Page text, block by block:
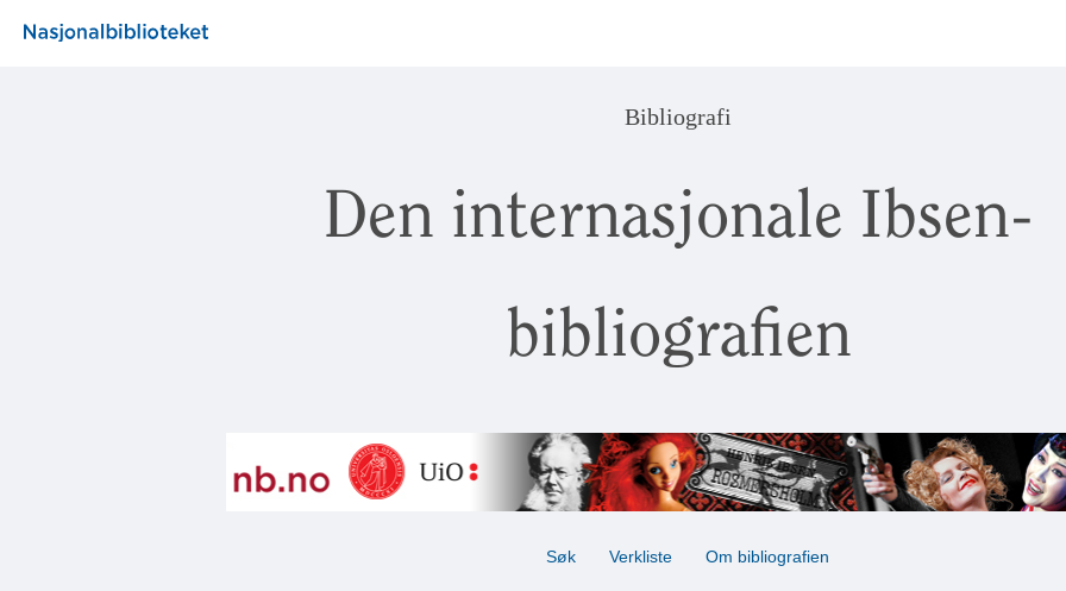
Bibliografi
Den internasjonale Ibsen-
bibliografien
Søk Verkliste Om bibliografien